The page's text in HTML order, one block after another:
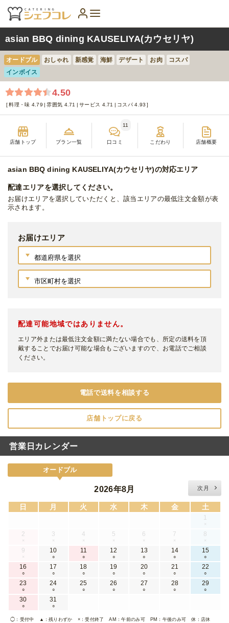
asian BBQ dining KAUSELIYA(カウセリヤ)
オードブル おしゃれ 新感覚 海鮮 デザート お肉
コスパ
インボイス
4.50
料理・味 4.79 雰囲気 4.71 サービス 4.71 コスパ 4.93
店舗トップ プラン一覧 口コミ
11
こだわり 店舗概要
asian BBQ dining KAUSELIYA(カウセリヤ)の対応エリア
配達エリアを選択してください。
お届けエリアを選択していただくと、該当エリアの最低注文金額が表
示されます。
お届けエリア
配達可能地域ではありません。
エリア外または最低注文金額に満たない場合でも、所定の送料を頂
戴することでお届け可能な場合もございますので、お電話でご相談
ください。
電話で送料を相談する
店舗トップに戻る
営業日カレンダー
オードブル
2026年8月 次月
日 月 火 水 木 金 土
1
×
2
×
3
×
4
×
5
×
6
×
7
×
8
×
9
×
10
○
11
○
12
○
13
○
14
○
15
○
16
○
17
○
18
○
19
○
20
○
21
○
22
○
23
○
24
○
25
○
26
○
27
○
28
○
29
○
30
○
31
○
◯ ：受付中 ▲ ：残りわずか ×：受付終了 AM ：午前のみ可 PM ：午後のみ可 休 ：店休